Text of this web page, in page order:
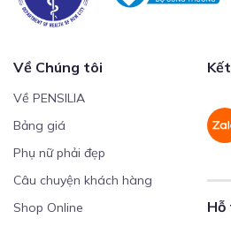
Về Chúng tôi
Về PENSILIA
Bảng giá
Phụ nữ phải đẹp
Câu chuyện khách hàng
Shop Online
Hỗ